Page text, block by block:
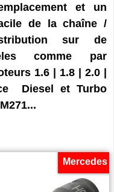
et un
de la chaîne /
sur de
comme par
1.6 | 1.8 | 2.0 |
Diesel et Turbo
Mercedes